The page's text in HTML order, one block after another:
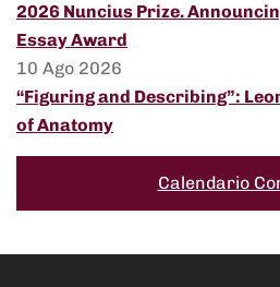
2026 Nuncius Prize.
Essay Award
10 Ago 2026
“Figuring and Describing”:
of Anatomy
Calendario